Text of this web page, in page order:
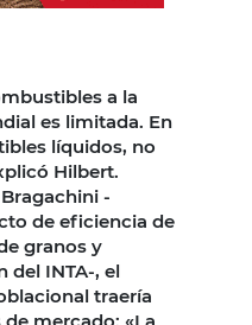
a la
es limitada. En
líquidos, no
Hilbert.
-
de eficiencia de
granos y
del INTA-, el
traería
mercado: «La